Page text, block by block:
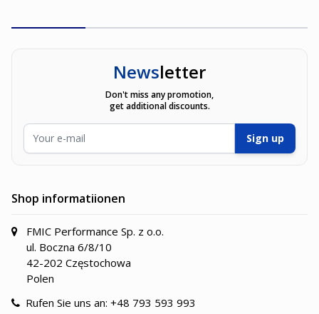
Newsletter
Don't miss any promotion,
get additional discounts.
Sign up
Shop informatiionen
FMIC Performance Sp. z o.o.
ul. Boczna 6/8/10
42-202 Częstochowa
Polen
Rufen Sie uns an: +48 793 593 993